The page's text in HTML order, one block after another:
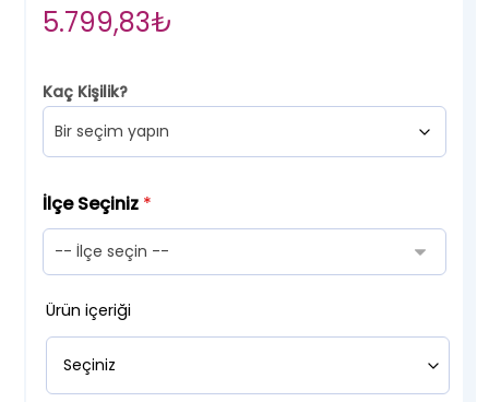
5.799,83₺
Kaç Kişilik?
İlçe Seçiniz *
Ürün içeriği